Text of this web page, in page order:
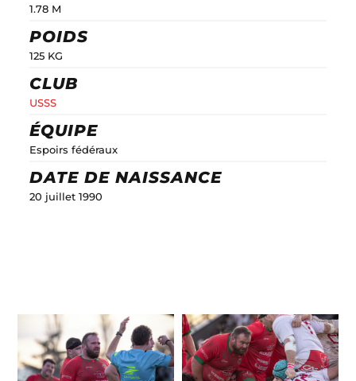
1.78 M
POIDS
125 KG
CLUB
USSS
ÉQUIPE
Espoirs fédéraux
DATE DE NAISSANCE
20 juillet 1990